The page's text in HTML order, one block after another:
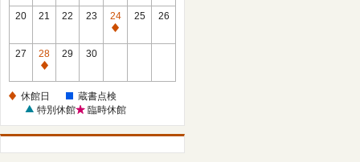
館
館
20 21 22 23
24
休
25 26
27
28
休
日
29 30
休館日
蔵書点検
特別休館
臨時休館